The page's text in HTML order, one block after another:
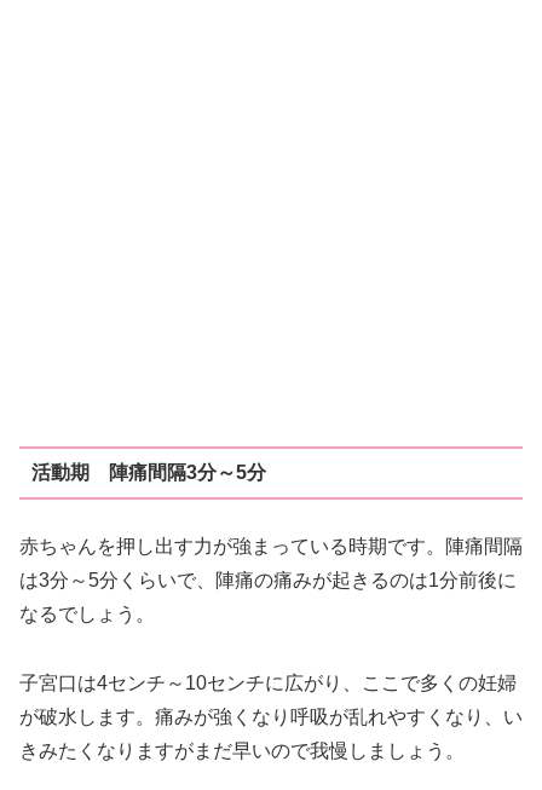
活動期 陣痛間隔3分～5分
赤ちゃんを押し出す力が強まっている時期です。陣痛間隔
は3分～5分くらいで、陣痛の痛みが起きるのは1分前後に
なるでしょう。
子宮口は4センチ～10センチに広がり、ここで多くの妊婦
が破水します。痛みが強くなり呼吸が乱れやすくなり、い
きみたくなりますがまだ早いので我慢しましょう。